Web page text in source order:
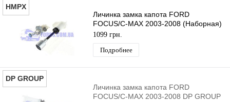
HMPX
Личинка замка капота FORD
FOCUS/C-MAX 2003-2008 (Наборная)
HMPX
1099 грн.
Подробнее
DP GROUP
Личинка замка капота FORD
FOCUS/C-MAX 2003-2008 DP GROUP